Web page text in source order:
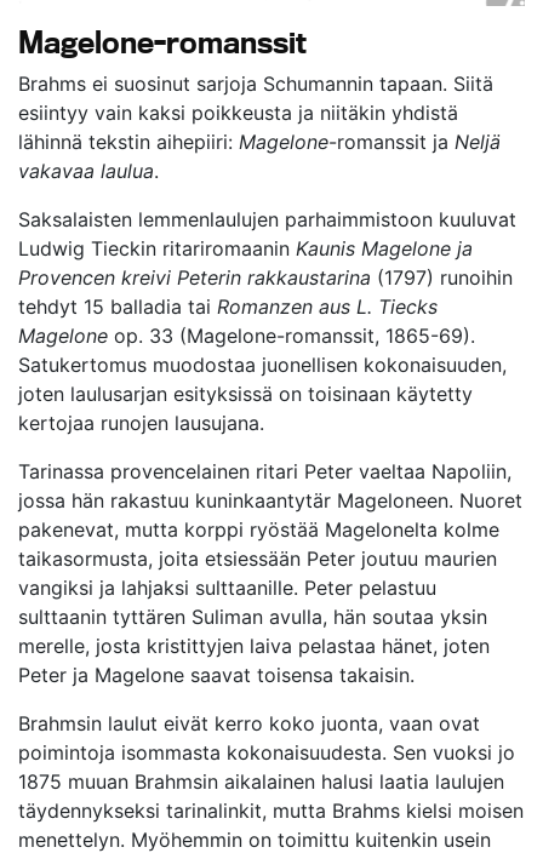
Magelone-romanssit
Brahms ei suosinut sarjoja Schumannin tapaan. Siitä
esiintyy vain kaksi poikkeusta ja niitäkin yhdistä
lähinnä tekstin aihepiiri: Magelone-romanssit ja Neljä
vakavaa laulua.
Saksalaisten lemmenlaulujen parhaimmistoon kuuluvat
Ludwig Tieckin ritariromaanin Kaunis Magelone ja
Provencen kreivi Peterin rakkaustarina (1797) runoihin
tehdyt 15 balladia tai Romanzen aus L. Tiecks
Magelone op. 33 (Magelone-romanssit, 1865-69).
Satukertomus muodostaa juonellisen kokonaisuuden,
joten laulusarjan esityksissä on toisinaan käytetty
kertojaa runojen lausujana.
Tarinassa provencelainen ritari Peter vaeltaa Napoliin,
jossa hän rakastuu kuninkaantytär Mageloneen. Nuoret
pakenevat, mutta korppi ryöstää Magelonelta kolme
taikasormusta, joita etsiessään Peter joutuu maurien
vangiksi ja lahjaksi sulttaanille. Peter pelastuu
sulttaanin tyttären Suliman avulla, hän soutaa yksin
merelle, josta kristittyjen laiva pelastaa hänet, joten
Peter ja Magelone saavat toisensa takaisin.
Brahmsin laulut eivät kerro koko juonta, vaan ovat
poimintoja isommasta kokonaisuudesta. Sen vuoksi jo
1875 muuan Brahmsin aikalainen halusi laatia laulujen
täydennykseksi tarinalinkit, mutta Brahms kielsi moisen
menettelyn. Myöhemmin on toimittu kuitenkin usein